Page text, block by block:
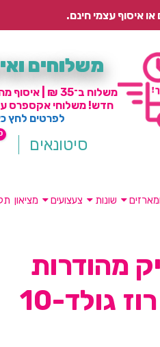
משלוחים
משלוח ב־35 ₪ | איסוף מהסניפים חינם |
חדש! משלוחי אקספרס עד 48
לפרטים לחץ
סיטונאים
שונות צעצועים מציאון
מהודרות
גדולות שחור רוז גולד-10